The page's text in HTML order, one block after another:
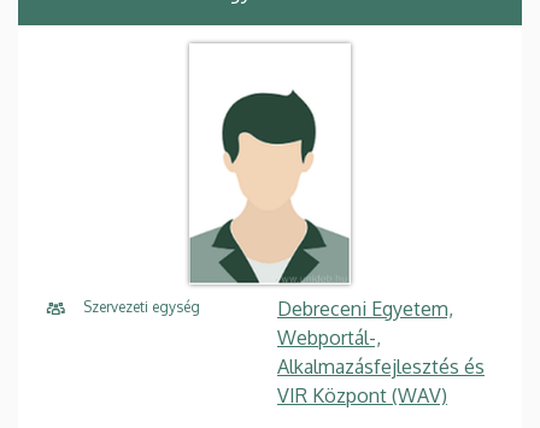
Szervezeti egység
Debreceni Egyetem,
Webportál-,
Alkalmazásfejlesztés és
VIR Központ (WAV)